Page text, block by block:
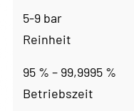
5-9 bar
Reinheit
95 % – 99,9995 %
Betriebszeit